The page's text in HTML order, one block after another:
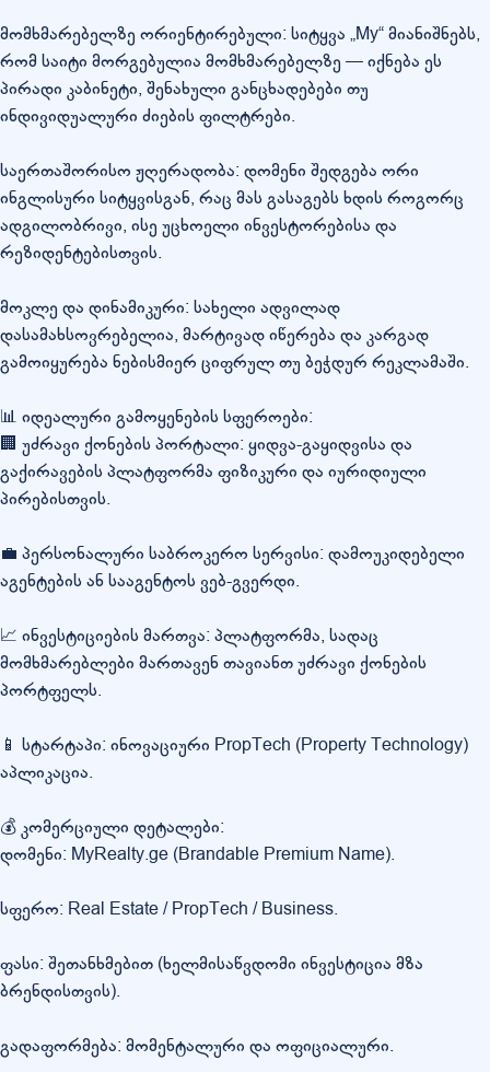
მომხმარებელზე ორიენტირებული: სიტყვა „My“ მიანიშნებს,
რომ საიტი მორგებულია მომხმარებელზე — იქნება ეს
პირადი კაბინეტი, შენახული განცხადებები თუ
ინდივიდუალური ძიების ფილტრები.
საერთაშორისო ჟღერადობა: დომენი შედგება ორი
ინგლისური სიტყვისგან, რაც მას გასაგებს ხდის როგორც
ადგილობრივი, ისე უცხოელი ინვესტორებისა და
რეზიდენტებისთვის.
მოკლე და დინამიკური: სახელი ადვილად
დასამახსოვრებელია, მარტივად იწერება და კარგად
გამოიყურება ნებისმიერ ციფრულ თუ ბეჭდურ რეკლამაში.
📊 იდეალური გამოყენების სფეროები:
🏢 უძრავი ქონების პორტალი: ყიდვა-გაყიდვისა და
გაქირავების პლატფორმა ფიზიკური და იურიდიული
პირებისთვის.
💼 პერსონალური საბროკერო სერვისი: დამოუკიდებელი
აგენტების ან სააგენტოს ვებ-გვერდი.
📈 ინვესტიციების მართვა: პლატფორმა, სადაც
მომხმარებლები მართავენ თავიანთ უძრავი ქონების
პორტფელს.
📱 სტარტაპი: ინოვაციური PropTech (Property Technology)
აპლიკაცია.
💰 კომერციული დეტალები:
დომენი: MyRealty.ge (Brandable Premium Name).
სფერო: Real Estate / PropTech / Business.
ფასი: შეთანხმებით (ხელმისაწვდომი ინვესტიცია მზა
ბრენდისთვის).
გადაფორმება: მომენტალური და ოფიციალური.